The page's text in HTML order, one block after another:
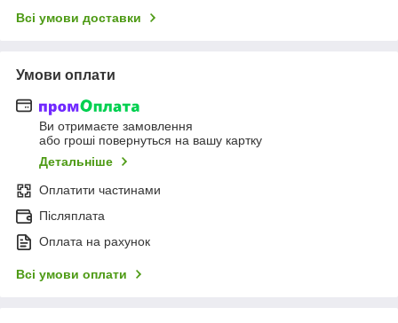
Всі умови доставки
Умови оплати
Ви отримаєте замовлення
або гроші повернуться на вашу картку
Детальніше
Оплатити частинами
Післяплата
Оплата на рахунок
Всі умови оплати